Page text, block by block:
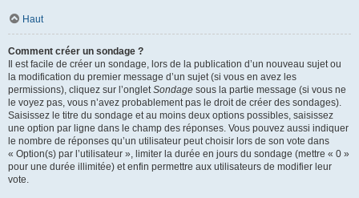
Haut
Comment créer un sondage ?
Il est facile de créer un sondage, lors de la publication d’un nouveau sujet ou
la modification du premier message d’un sujet (si vous en avez les
permissions), cliquez sur l’ongletSondage sous la partie message (si vous ne
le voyez pas, vous n’avez probablement pas le droit de créer des sondages).
Saisissez le titre du sondage et au moins deux options possibles, saisissez
une option par ligne dans le champ des réponses. Vous pouvez aussi indiquer
le nombre de réponses qu’un utilisateur peut choisir lors de son vote dans
« Option(s) par l’utilisateur », limiter la durée en jours du sondage (mettre « 0 »
pour une durée illimitée) et enfin permettre aux utilisateurs de modifier leur
vote.